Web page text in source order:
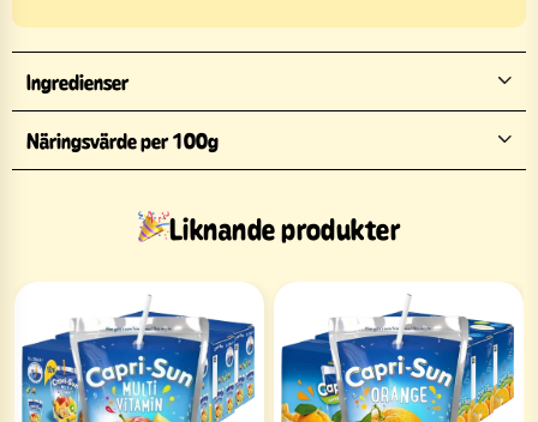
Ingredienser
Näringsvärde per 100g
Liknande produkter